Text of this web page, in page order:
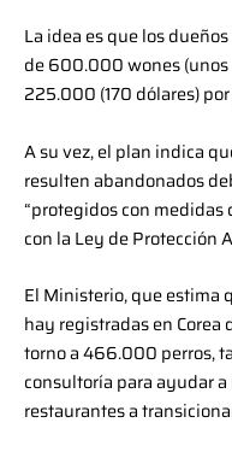
La idea es que los
de 600.000 wones
225.000 (170 dólares)
A su vez, el plan indica
resulten abandonados
“protegidos con medidas
con la Ley de Protección
El Ministerio, que estima
hay registradas en
torno a 466.000 perros,
consultoría para ayudar
restaurantes a